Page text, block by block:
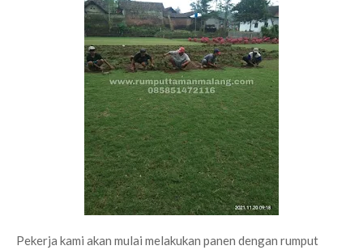
Pekerja kami akan mulai melakukan panen dengan rumput